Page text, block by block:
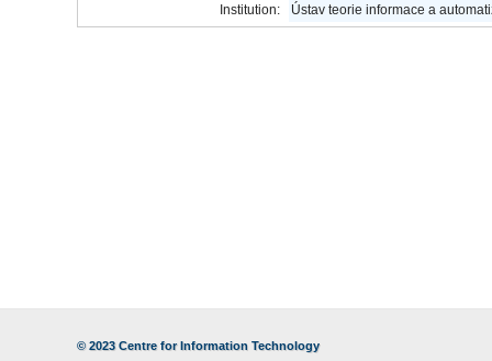
Institution: Ústav teorie informace a
© 2023 Centre for Information Technology